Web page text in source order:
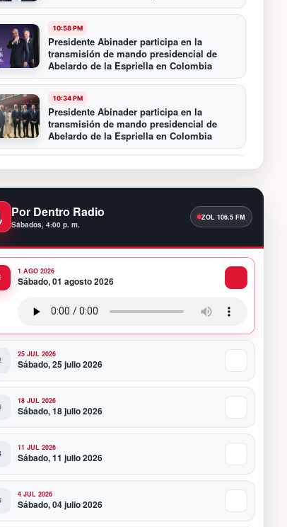
10:58 PM
Presidente Abinader participa en la
transmisión de mando presidencial de
Abelardo de la Espriella en Colombia
10:34 PM
Presidente Abinader participa en la
transmisión de mando presidencial de
Abelardo de la Espriella en Colombia
10:16 PM
Santiago
Premios a la Moda Dominicana celebró su
quinta edición en el Teatro Nacional
Presidente Abinader viaja a Colombia para
Por Dentro Radio
Sábados, 4:00 p. m.
1 AGO 2026
Sábado, 01 agosto 2026
25 JUL 2026
Sábado, 25 julio 2026
18 JUL 2026
Sábado, 18 julio 2026
11 JUL 2026
Sábado, 11 julio 2026
4 JUL 2026
Sábado, 04 julio 2026